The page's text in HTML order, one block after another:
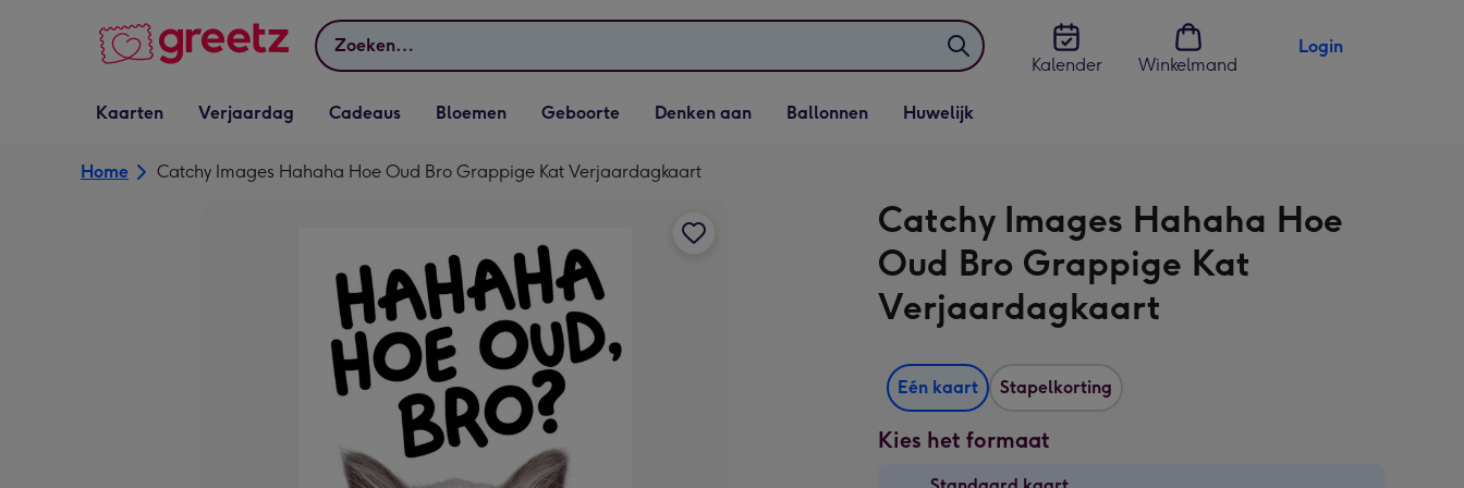
Zoeken
Kalender
Winkelmand
Login
Vervolgkeuzelijst
Kaarten openen
Kaarten
Vervolgkeuzelijst
Verjaardag openen
Verjaardag
Vervolgkeuzelijst
Cadeaus openen
Cadeaus
Vervolgkeuzelijst
Bloemen openen
Bloemen
Vervolgkeuzelijst
Geboorte openen
Geboorte
Vervolgkeuzelijst
Denken aan openen
Denken aan
Vervolgkeuzelijst
Ballonnen openen
Ballonnen
Vervolgkeuzelijst
Huwelijk openen
Huwelijk
Home Catchy Images Hahaha Hoe Oud Bro Grappige Kat Verjaardagkaart
Catchy Images Hahaha Hoe
Oud Bro Grappige Kat
Verjaardagkaart
Eén kaart Stapelkorting
Kies het formaat